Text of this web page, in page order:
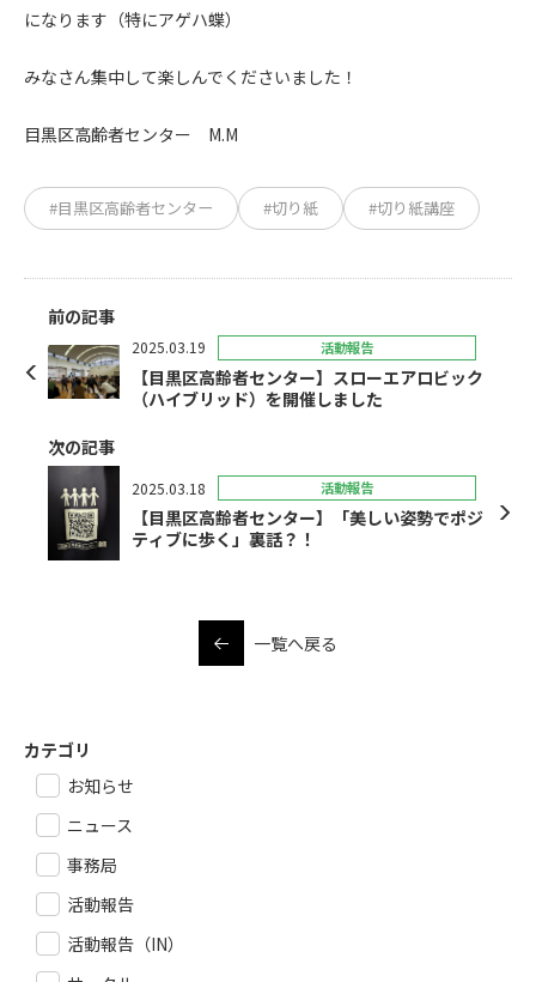
になります（特にアゲハ蝶）
みなさん集中して楽しんでくださいました！
目黒区高齢者センター M.M
#目黒区高齢者センター #切り紙 #切り紙講座
前の記事
2025.03.19 活動報告
【目黒区高齢者センター】スローエアロビック
（ハイブリッド）を開催しました
次の記事
2025.03.18 活動報告
【目黒区高齢者センター】「美しい姿勢でポジ
ティブに歩く」裏話？！
一覧へ戻る
カテゴリ
お知らせ
ニュース
事務局
活動報告
活動報告（IN）